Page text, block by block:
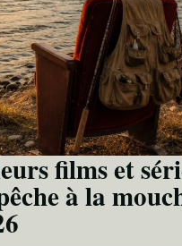
films et
à la